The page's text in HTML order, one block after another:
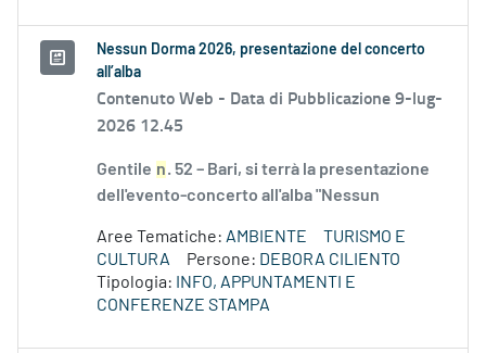
Nessun Dorma 2026, presentazione del concerto
all’alba
Contenuto Web - Data di Pubblicazione 9-lug-
2026 12.45
Gentile n. 52 – Bari, si terrà la presentazione
dell'evento-concerto all'alba "Nessun
Aree Tematiche: AMBIENTE
TURISMO E
CULTURA
Persone: DEBORA CILIENTO
Tipologia:
INFO, APPUNTAMENTI E
CONFERENZE STAMPA